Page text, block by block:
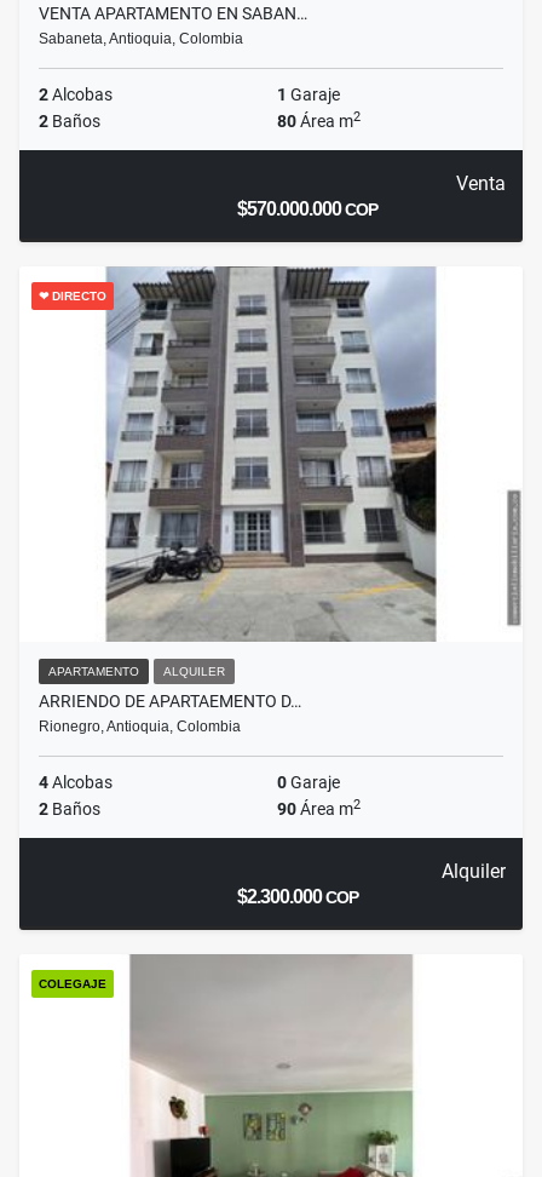
VENTA APARTAMENTO EN SABAN…
Sabaneta, Antioquia, Colombia
2Alcobas 1 Garaje
2 Baños 80Área m2
Venta
$570.000.000COP
❤ DIRECTO
APARTAMENTO ALQUILER
ARRIENDO DE APARTAEMENTO D…
Rionegro, Antioquia, Colombia
4Alcobas 0Garaje
2 Baños 90Área m2
Alquiler
$2.300.000COP
COLEGAJE